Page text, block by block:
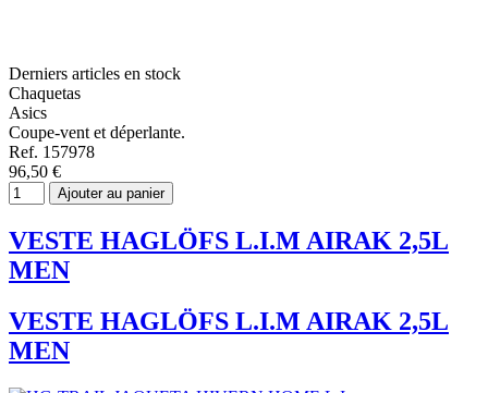
Derniers articles en stock
Chaquetas
Asics
Coupe-vent et déperlante.
Ref. 157978
96,50 €
Ajouter au panier
VESTE HAGLÖFS L.I.M AIRAK 2,5L
MEN
VESTE HAGLÖFS L.I.M AIRAK 2,5L
MEN